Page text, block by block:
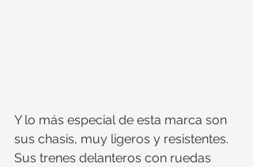
Y lo más especial de esta marca son
sus chasis, muy ligeros y resistentes.
Sus trenes delanteros con ruedas